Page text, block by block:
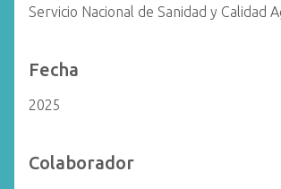
Servicio Nacional de Sanidad y Calidad
Fecha
2025
Colaborador